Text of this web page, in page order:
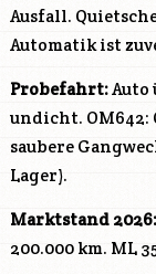
Ausfall.
Automatik ist
Probefahrt:Auto
undicht. OM642:
saubere
Lager).
Marktstand 2026:
200.000 km. ML